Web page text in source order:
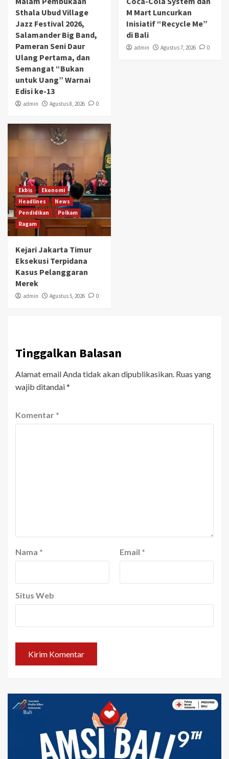
Sthala Ubud Village
Jazz Festival 2026,
Salamander Big Band,
Pameran Seni Daur
Ulang Pertama, dan
Semangat “Bukan
untuk Uang” Warnai
Edisi ke-13
admin Agustus 8, 2026 0
M Mart Luncurkan
Inisiatif “Recycle Me”
di Bali
admin Agustus 7, 2026 0
Ekbis
Ekonomi
Headlines
News
Pendidikan
Polkam
Ragam
Kejari Jakarta Timur
Eksekusi Terpidana
Kasus Pelanggaran
Merek
admin Agustus 5, 2026 0
Tinggalkan Balasan
Alamat email Anda tidak akan dipublikasikan. Ruas yang
wajib ditandai*
Komentar *
Nama * Email *
Situs Web